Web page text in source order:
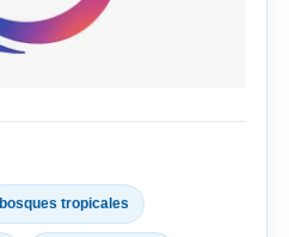
bosques tropicales